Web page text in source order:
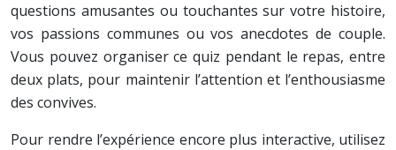
questions amusantes ou touchantes sur votre histoire,
vos passions communes ou vos anecdotes de couple.
Vous pouvez organiser ce quiz pendant le repas, entre
deux plats, pour maintenir l’attention et l’enthousiasme
des convives.
Pour rendre l’expérience encore plus interactive, utilisez